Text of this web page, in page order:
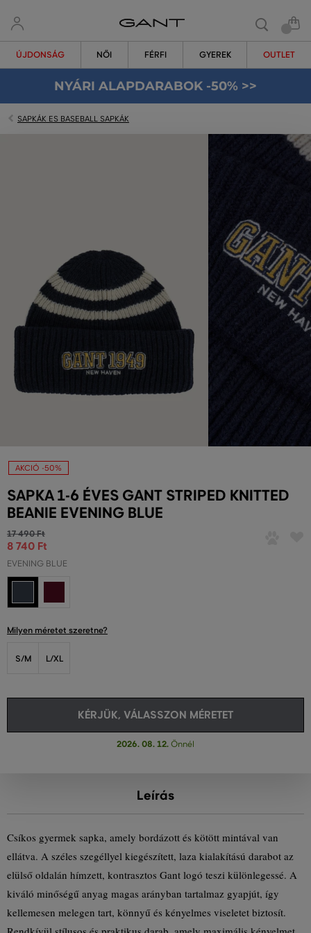
ÚJDONSÁG NŐI FÉRFI GYEREK OUTLET
NYÁRI ALAPDARABOK -50% >>
SAPKÁK ES BASEBALL SAPKÁK
AKCIÓ -50%
SAPKA 1-6 ÉVES GANT STRIPED KNITTED
BEANIE EVENING BLUE
17 490 Ft
8 740 Ft
EVENING BLUE
Milyen méretet szeretne?
S/M L/XL
KÉRJÜK, VÁLASSZON MÉRETET
2026. 08. 12. Önnél
Leírás
Csíkos gyermek sapka, amely bordázott és kötött mintával van
ellátva. A széles szegéllyel kiegészített, laza kialakítású darabot az
elülső oldalán hímzett, kontrasztos Gant logó teszi különlegessé. A
kiváló minőségű anyag magas arányban tartalmaz gyapjút, így
kellemesen melegen tart, könnyű és kényelmes viseletet biztosít.